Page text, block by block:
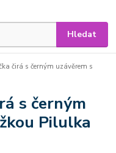
Hledat
čirá s černým uzávěrem s
s černým
Pilulka